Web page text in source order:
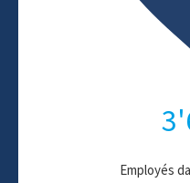
Employés